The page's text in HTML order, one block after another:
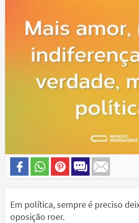
Em política, sempre é preciso
oposição roer.